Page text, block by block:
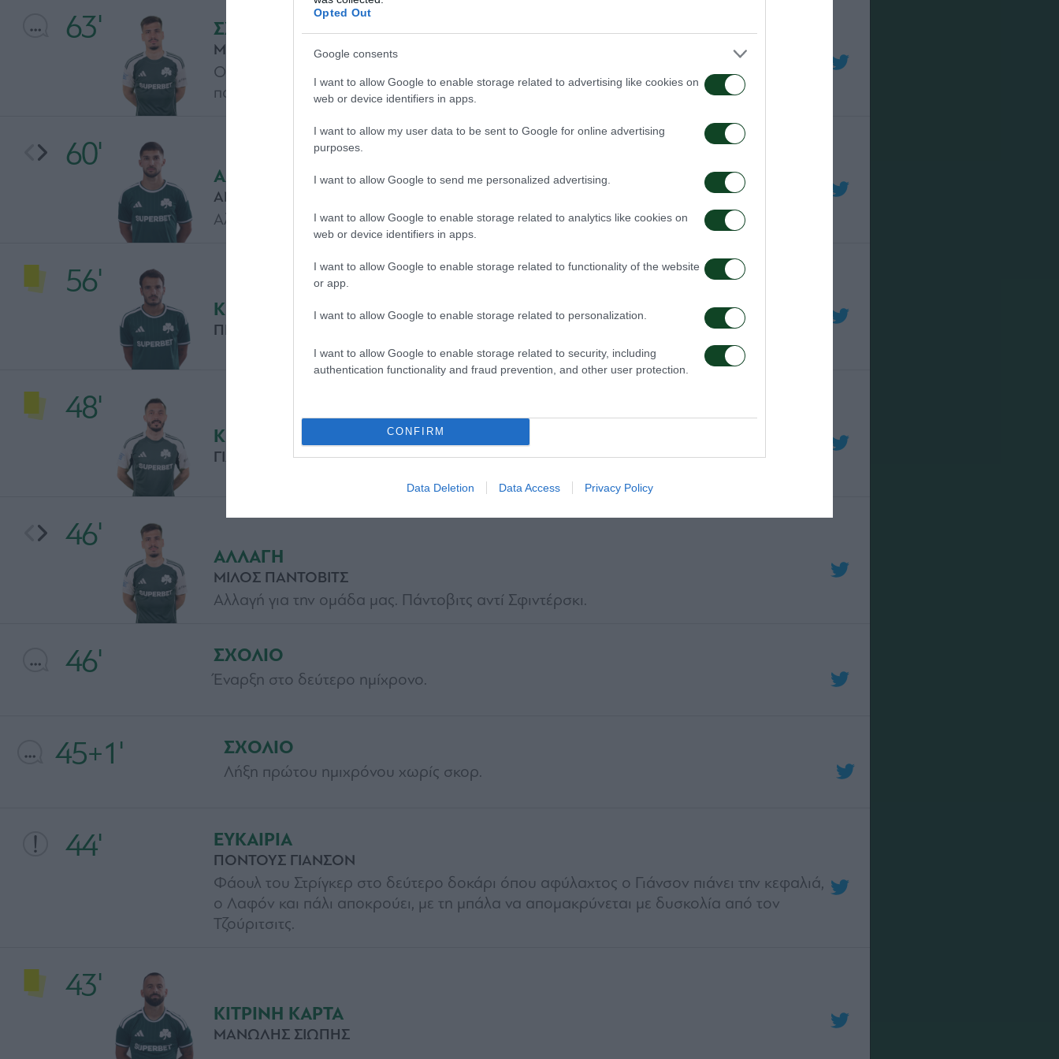
Opted Out
Google consents
I want to allow Google to enable storage related to advertising like cookies on
web or device identifiers in apps.
I want to allow my user data to be sent to Google for online advertising
purposes.
I want to allow Google to send me personalized advertising.
I want to allow Google to enable storage related to analytics like cookies on
web or device identifiers in apps.
I want to allow Google to enable storage related to functionality of the website
or app.
I want to allow Google to enable storage related to personalization.
I want to allow Google to enable storage related to security, including
authentication functionality and fraud prevention, and other user protection.
CONFIRM
Data Deletion Data Access Privacy Policy
43'
ΚΙΤΡΙΝΗ ΚΑΡΤΑ
ΜΑΝΩΛΗΣ ΣΙΩΠΗΣ
44' ΕΥΚΑΙΡΙΑ
ΠΟΝΤΟΥΣ ΓΙΑΝΣΟΝ
Φάουλ του Στρίγκερ στο δεύτερο δοκάρι όπου αφύλαχτος ο Γιάνσον πιάνει την κεφαλιά,
ο Λαφόν και πάλι αποκρούει, με τη μπάλα να απομακρύνεται με δυσκολία από τον
Τζούριτσιτς.
45+1' ΣΧΟΛΙΟ
Λήξη πρώτου ημιχρόνου χωρίς σκορ.
46' ΣΧΟΛΙΟ
Έναρξη στο δεύτερο ημίχρονο.
46'
ΑΛΛΑΓΗ
ΜΙΛΟΣ ΠΑΝΤΟΒΙΤΣ
Αλλαγή για την ομάδα μας. Πάντοβιτς αντί Σφιντέρσκι.
48'
ΚΙΤΡΙΝΗ ΚΑΡΤΑ
ΓΙΑΝΝΗΣ ΚΩΤΣΙΡΑΣ
56'
ΚΙΤΡΙΝΗ ΚΑΡΤΑ
ΠΕΔΡΟ ΤΣΙΡΙΒΕΓΙΑ
60'
ΑΛΛΑΓΗ
ΑΝΤΑΜ ΓΚΝΕΖΝΤΑ ΤΣΕΡΙΝ
Αλλαγή για την ομάδα μας. Τσέριν αντί Σιώπη.
63' ΣΧΟΛΙΟ
ΜΙΛΟΣ ΠΑΝΤΟΒΙΤΣ
Ο Πάντοβιτς προσπαθεί να φτάσει στη μπάλα και ο Τζούριτς τον κρατάει. Είναι πέναλτι
που δεν δίνεται στην ομάδα μας.